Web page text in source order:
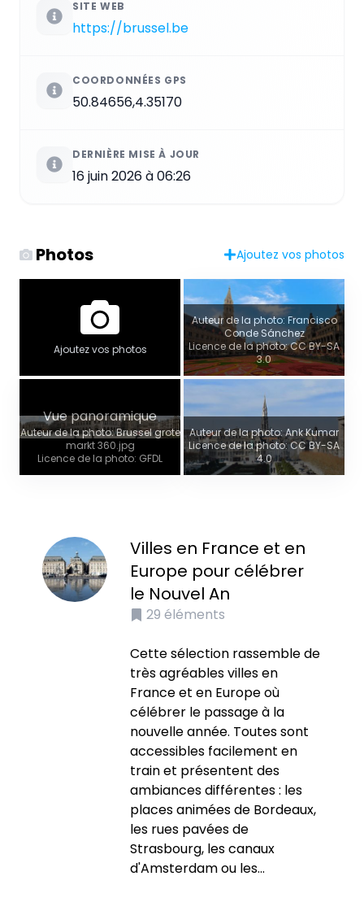
SITE WEB
https://brussel.be
COORDONNÉES GPS
50.84656,4.35170
DERNIÈRE MISE À JOUR
16 juin 2026 à 06:26
Photos Ajoutez vos photos
Ajoutez vos photos
Auteur de la photo: Francisco
Conde Sánchez
Licence de la photo: CC BY-SA
3.0
Vue panoramique
Auteur de la photo: Brussel grote
markt 360.jpg
Licence de la photo: GFDL
Auteur de la photo: Ank Kumar
Licence de la photo: CC BY-SA
4.0
Villes en France et en
Europe pour célébrer
le Nouvel An
29 éléments
Cette sélection rassemble de
très agréables villes en
France et en Europe où
célébrer le passage à la
nouvelle année. Toutes sont
accessibles facilement en
train et présentent des
ambiances différentes : les
places animées de Bordeaux,
les rues pavées de
Strasbourg, les canaux
d'Amsterdam ou les...